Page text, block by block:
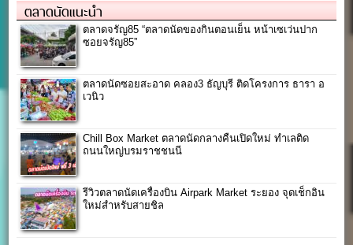
ตลาดนัดแนะนำ
ตลาดจรัญ85 “ตลาดนัดของกินตอนเย็น หน้าเซเว่นปาก
ซอยจรัญ85”
ตลาดนัดซอยสะอาด คลอง3 ธัญบุรี ติดโครงการ ธารา อ
เวนิว
Chill Box Market ตลาดนัดกลางคืนเปิดใหม่ ทำเลติด
ถนนใหญ่บรมราชชนนี
รีวิวตลาดนัดเครื่องบิน Airpark Market ระยอง จุดเช็กอิน
ใหม่สำหรับสายชิล